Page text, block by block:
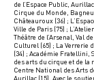
de l’Espace Public,
Cirque du Monde,
Châteauroux (36) ;
Ville de Paris (75) ;
Théâtre de l’Arsenal, Val
Culturel (65) ; La Verrerie
(34) ; Académie Fratellini,
des arts du cirque et de la
Centre National des Arts
Aurillac (15). Avec le